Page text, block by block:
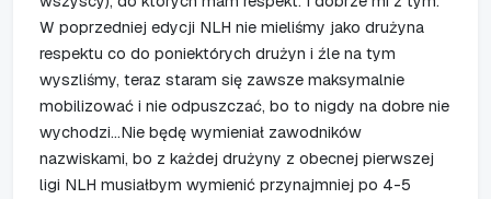
W poprzedniej edycji NLH nie mieliśmy jako drużyna
respektu co do poniektórych drużyn i źle na tym
wyszliśmy, teraz staram się zawsze maksymalnie
mobilizować i nie odpuszczać, bo to nigdy na dobre nie
wychodzi...Nie będę wymieniał zawodników
nazwiskami, bo z każdej drużyny z obecnej pierwszej
ligi NLH musiałbym wymienić przynajmniej po 4-5